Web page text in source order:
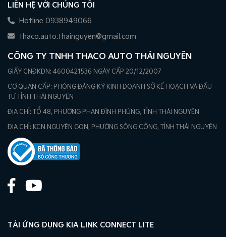
LIÊN HỆ VỚI CHÚNG TÔI
Hotline 0938949066
thaco.auto.thainguyen@gmail.com
CÔNG TY TNHH THACO AUTO THÁI NGUYÊN
GIẤY CNĐKDN: 4600421536 NGÀY CẤP 20/12/2007
CƠ QUAN CẤP: PHÒNG ĐĂNG KÝ KINH DOANH SỞ KẾ HOẠCH VÀ ĐẦU
TƯ TỈNH THÁI NGUYÊN
ĐỊA CHỈ: TỔ 48, PHƯỜNG PHAN ĐÌNH PHÙNG, TỈNH THÁI NGUYÊN
ĐỊA CHỈ: KCN NGUYÊN GON, PHƯỜNG SÔNG CÔNG, TỈNH THÁI NGUYÊN
TẢI ỨNG DỤNG KIA LINK CONNECT LITE